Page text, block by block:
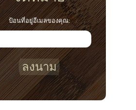
ป้อนที่อยู่อีเมลของคุณ:
ลงนาม